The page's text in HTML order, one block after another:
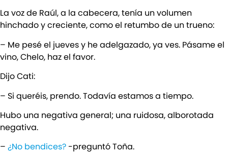
La voz de Raúl, a la cabecera, tenía un volumen
hinchado y creciente, como el retumbo de un trueno:
– Me pesé el jueves y he adelgazado, ya ves. Pásame el
vino, Chelo, haz el favor.
Dijo Cati:
– Si queréis, prendo. Todavía estamos a tiempo.
Hubo una negativa general; una ruidosa, alborotada
negativa.
– ¿No bendices? -preguntó Toña.